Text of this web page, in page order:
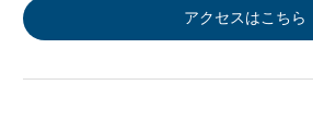
アクセスはこちら